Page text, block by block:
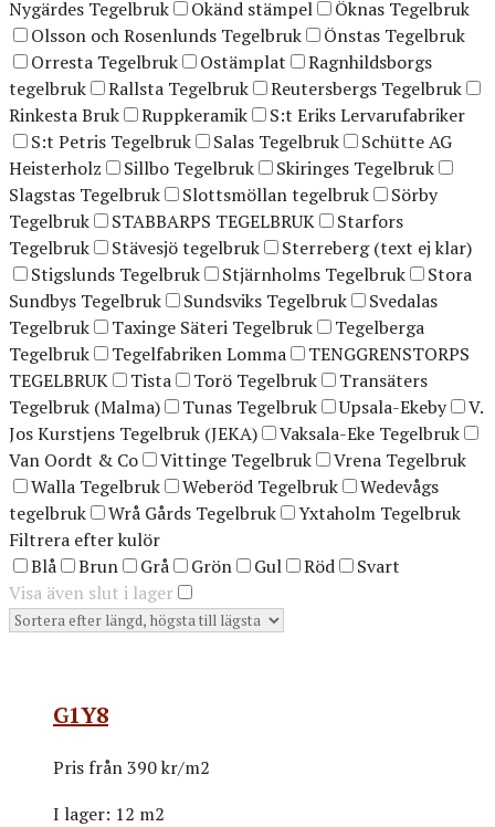
Nygärdes Tegelbruk
Okänd stämpel
Öknas Tegelbruk
Olsson och Rosenlunds Tegelbruk
Önstas Tegelbruk
Orresta Tegelbruk
Ostämplat
Ragnhildsborgs
tegelbruk
Rallsta Tegelbruk
Reutersbergs Tegelbruk
Rinkesta Bruk
Ruppkeramik
S:t Eriks Lervarufabriker
S:t Petris Tegelbruk
Salas Tegelbruk
Schütte AG
Heisterholz
Sillbo Tegelbruk
Skiringes Tegelbruk
Slagstas Tegelbruk
Slottsmöllan tegelbruk
Sörby
Tegelbruk
STABBARPS TEGELBRUK
Starfors
Tegelbruk
Stävesjö tegelbruk
Sterreberg (text ej klar)
Stigslunds Tegelbruk
Stjärnholms Tegelbruk
Stora
Sundbys Tegelbruk
Sundsviks Tegelbruk
Svedalas
Tegelbruk
Taxinge Säteri Tegelbruk
Tegelberga
Tegelbruk
Tegelfabriken Lomma
TENGGRENSTORPS
TEGELBRUK
Tista Torö Tegelbruk
Transäters
Tegelbruk (Malma)
Tunas Tegelbruk Upsala-Ekeby
V.
Jos Kurstjens Tegelbruk (JEKA)
Vaksala-Eke Tegelbruk
Van Oordt & Co
Vittinge Tegelbruk
Vrena Tegelbruk
Walla Tegelbruk
Weberöd Tegelbruk
Wedevågs
tegelbruk
Wrå Gårds Tegelbruk
Yxtaholm Tegelbruk
Filtrera efter kulör
Blå
Brun Grå Grön Gul Röd
Svart
Visa även slut i lager
G1Y8
Pris från390 kr/m2
I lager: 12 m2